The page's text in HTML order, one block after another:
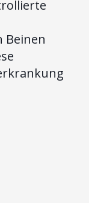
Beinen